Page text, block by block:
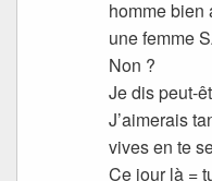
homme bien
une femme
Non ?
Je dis peut-
J’aimerais
vives en te
Ce jour là =